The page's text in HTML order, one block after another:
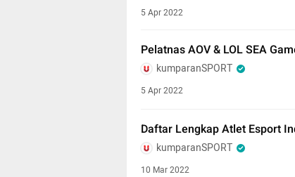
5 Apr 2022
Pelatnas AOV & LOL SEA
kumparanSPORT
5 Apr 2022
Daftar Lengkap Atlet Esport
kumparanSPORT
10 Mar 2022